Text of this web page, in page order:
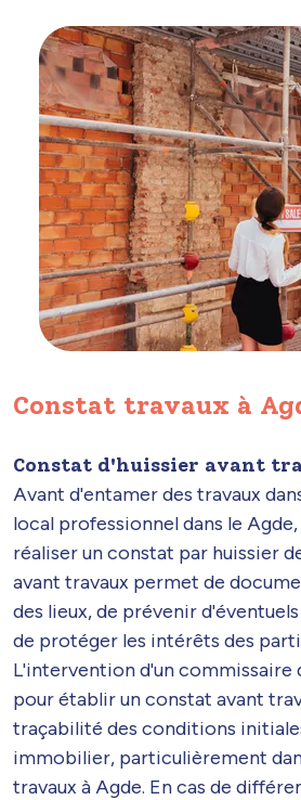
Constat travaux à
Constat d'huissier avant
Avant d'entamer des travaux
local professionnel dans le
réaliser un constat par huissier
avant travaux permet de
des lieux, de prévenir
de protéger les intérêts des
L'intervention d'un commissaire
pour établir un constat avant
traçabilité des conditions
immobilier, particulièrement
travaux à Agde. En cas de